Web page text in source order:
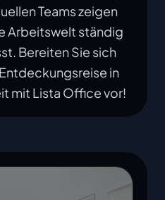
Teams zeigen
Arbeitswelt ständig
Bereiten Sie sich
in
mit Lista Office vor!